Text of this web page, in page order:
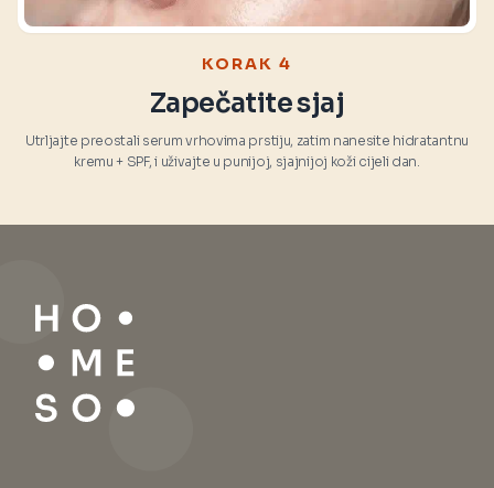
KORAK 4
Zapečatite sjaj
Utrljajte preostali serum vrhovima prstiju, zatim nanesite hidratantnu
kremu + SPF, i uživajte u punijoj, sjajnijoj koži cijeli dan.